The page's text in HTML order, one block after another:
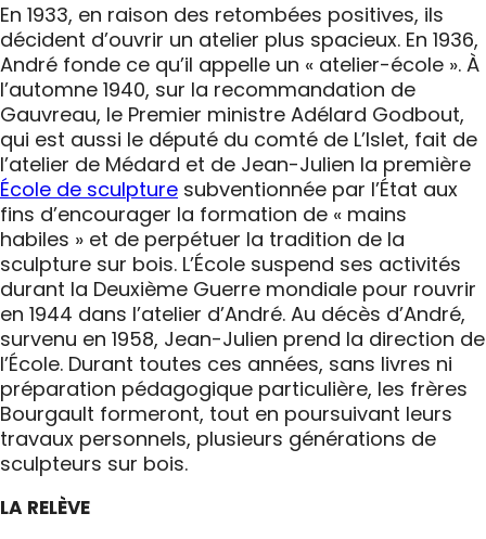
En 1933, en raison des retombées positives, ils
décident d’ouvrir un atelier plus spacieux. En 1936,
André fonde ce qu’il appelle un « atelier-école ». À
l’automne 1940, sur la recommandation de
Gauvreau, le Premier ministre Adélard Godbout,
qui est aussi le député du comté de L’Islet, fait de
l’atelier de Médard et de Jean-Julien la première
École de sculpture subventionnée par l’État aux
fins d’encourager la formation de « mains
habiles » et de perpétuer la tradition de la
sculpture sur bois. L’École suspend ses activités
durant la Deuxième Guerre mondiale pour rouvrir
en 1944 dans l’atelier d’André. Au décès d’André,
survenu en 1958, Jean-Julien prend la direction de
l’École. Durant toutes ces années, sans livres ni
préparation pédagogique particulière, les frères
Bourgault formeront, tout en poursuivant leurs
travaux personnels, plusieurs générations de
sculpteurs sur bois.
LA RELÈVE